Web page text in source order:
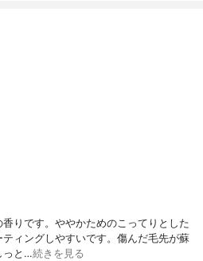
りです。ややかためのこってりとした
ィングしやすいです。傷んだ毛先が蘇
っと…続きを見る